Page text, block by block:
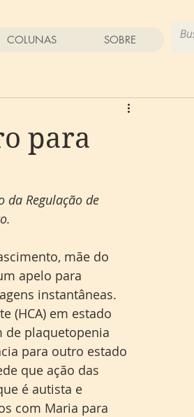
COLUNAS SOBRE
para
da Regulação de
mãe do
apelo para
instantâneas.
(HCA) em estado
de plaquetopenia
para outro estado
que ação das
é autista e
com Maria para